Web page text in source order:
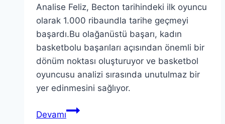
Analise Feliz, Becton tarihindeki ilk oyuncu
olarak 1.000 ribaundla tarihe geçmeyi
başardı.Bu olağanüstü başarı, kadın
basketbolu başarıları açısından önemli bir
dönüm noktası oluşturuyor ve basketbol
oyuncusu analizi sırasında unutulmaz bir
yer edinmesini sağlıyor.
DevamıAnalise